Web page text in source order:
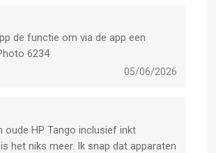
de functie om via de app een
6234
05/06/2026
oude HP Tango inclusief inkt
het niks meer. Ik snap dat apparaten